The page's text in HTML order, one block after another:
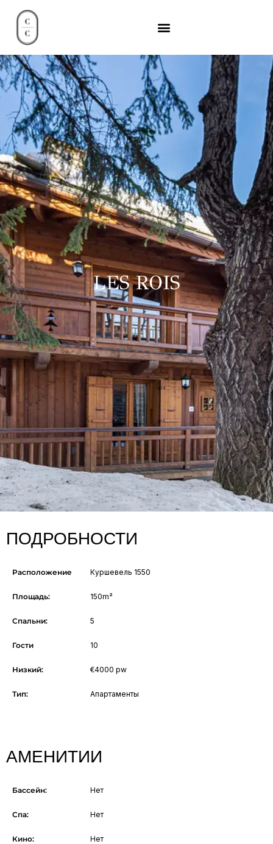
LES ROIS
ПОДРОБНОСТИ
Расположение Куршевель 1550
Площадь: 150m²
Спальни: 5
Гости 10
Низкий: €4000 pw
Тип: Апартаменты
АМЕНИТИИ
Бассейн: Нет
Спа: Нет
Кино: Нет